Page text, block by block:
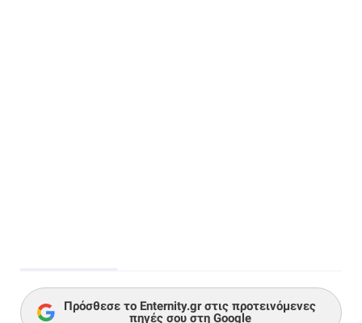
Πρόσθεσε το Enternity.gr στις προτεινόμενες
πηγές σου στη Google